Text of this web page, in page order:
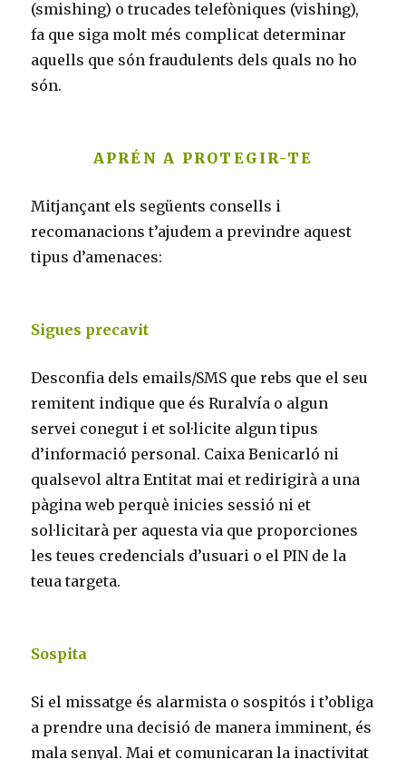
(smishing) o trucades telefòniques (vishing),
fa que siga molt més complicat determinar
aquells que són fraudulents dels quals no ho
són.
APRÉN A PROTEGIR-TE
Mitjançant els següents consells i
recomanacions t’ajudem a previndre aquest
tipus d’amenaces:
Sigues precavit
Desconfia dels emails/SMS que rebs que el seu
remitent indique que és Ruralvía o algun
servei conegut i et sol·licite algun tipus
d’informació personal. Caixa Benicarló ni
qualsevol altra Entitat mai et redirigirà a una
pàgina web perquè inicies sessió ni et
sol·licitarà per aquesta via que proporciones
les teues credencials d’usuari o el PIN de la
teua targeta.
Sospita
Si el missatge és alarmista o sospitós i t’obliga
a prendre una decisió de manera imminent, és
mala senyal. Mai et comunicaran la inactivitat